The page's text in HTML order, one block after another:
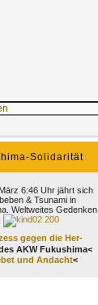
Solidarität
6:46 Uhr jährt sich
& Tsunami in
Weltweites Gedenken.
gegen die Her-
AKW Fukushima<
und Andacht<